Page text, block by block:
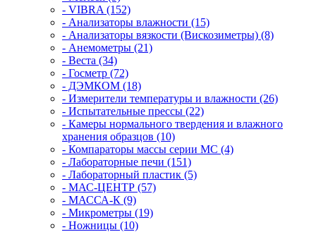
- VIBRA (152)
- Анализаторы влажности (15)
- Анализаторы вязкости (Вискозиметры) (8)
- Анемометры (21)
- Веста (34)
- Госметр (72)
- ДЭМКОМ (18)
- Измерители температуры и влажности (26)
- Испытательные прессы (22)
- Камеры нормального твердения и влажного
хранения образцов (10)
- Компараторы массы серии MC (4)
- Лабораторные печи (151)
- Лабораторный пластик (5)
- МАС-ЦЕНТР (57)
- МАССА-К (9)
- Микрометры (19)
- Ножницы (10)